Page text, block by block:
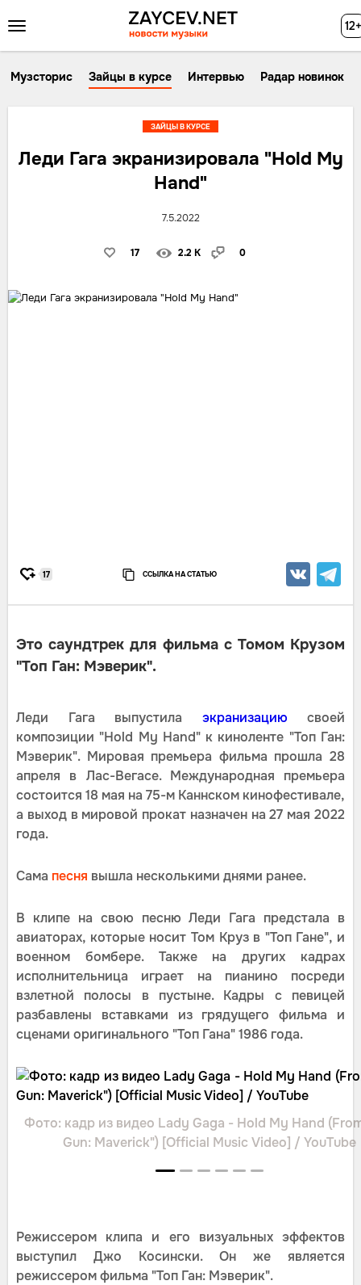
12+
Музсторис Зайцы в курсе Интервью Радар новинок
Леди Гага экранизировала "Hold My
Hand"
7.5.2022
17 2.2 K 0
ЗАЙЦЫ В КУРСЕ
17 ССЫЛКА НА СТАТЬЮ
Это саундтрек для фильма с Томом Крузом
"Топ Ган: Мэверик".
Леди Гага выпустила экранизацию своей
композиции "Hold My Hand" к киноленте "Топ Ган:
Мэверик". Мировая премьера фильма прошла 28
апреля в Лас-Вегасе. Международная премьера
состоится 18 мая на 75-м Каннском кинофестивале,
а выход в мировой прокат назначен на 27 мая 2022
года.
Сама песня вышла несколькими днями ранее.
В клипе на свою песню Леди Гага предстала в
авиаторах, которые носит Том Круз в "Топ Гане", и
военном бомбере. Также на других кадрах
исполнительница играет на пианино посреди
взлетной полосы в пустыне. Кадры с певицей
разбавлены вставками из грядущего фильма и
сценами оригинального "Топ Гана" 1986 года.
Фото: кадр из видео Lady Gaga - Hold My Hand
Gun: Maverick") [Official Music Video] / YouTube
Режиссером клипа и его визуальных эффектов
выступил Джо Косински. Он же является
режиссером фильма "Топ Ган: Мэверик".